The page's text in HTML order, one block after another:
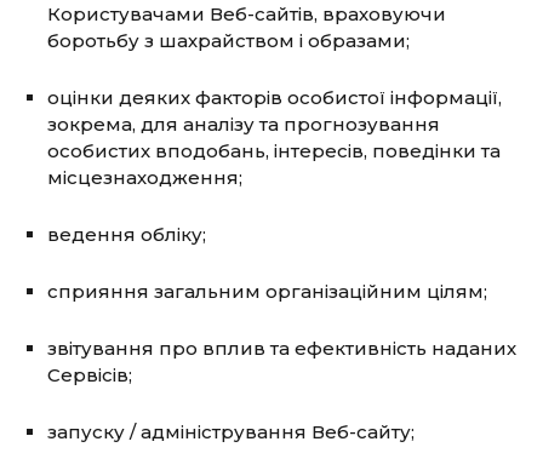
Користувачами Веб-сайтів, враховуючи
боротьбу з шахрайством і образами;
оцінки деяких факторів особистої інформації,
зокрема, для аналізу та прогнозування
особистих вподобань, інтересів, поведінки та
місцезнаходження;
ведення обліку;
сприяння загальним організаційним цілям;
звітування про вплив та ефективність наданих
Сервісів;
запуску / адміністрування Веб-сайту;